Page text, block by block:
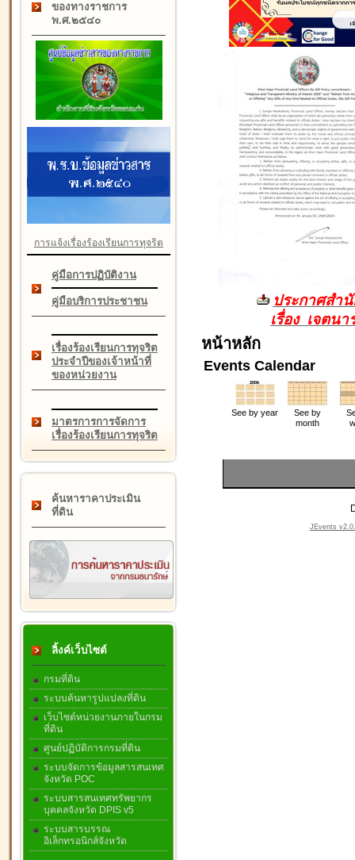
ของทางราชการ
พ.ศ.๒๕๔๐
การแจ้งเรื่องร้องเรียนการทุจริต
คู่มือการปฏิบัติงาน
คู่มือบริการประชาชน
เรื่องร้องเรียนการทุจริต
ประจำปีของเจ้าหน้าที่
ของหน่วยงาน
มาตรการการจัดการ
เรื่องร้องเรียนการทุจริต
ค้นหาราคาประเมิน
ที่ดิน
ลิ้งค์เว็บไซต์
กรมที่ดิน
ระบบค้นหารูปแปลงที่ดิน
เว็บไซต์หน่วยงานภายในกรม
ที่ดิน
ศูนย์ปฏิบัติการกรมที่ดิน
ระบบจัดการข้อมูลสารสนเทศ
จังหวัด POC
ระบบสารสนเทศทรัพยากร
บุคคลจังหวัด DPIS v5
ระบบสารบรรณ
อิเล็กทรอนิกส์จังหวัด
ประกาศสำ
เรื่อง เจตน
หน้าหลัก
Events Calendar
See by year
See by
month
JEvents